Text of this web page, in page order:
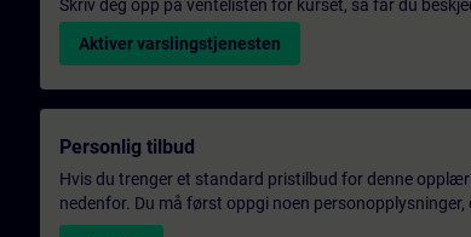
Skriv deg opp på ventelisten for kurset, så får du
Aktiver varslingstjenesten
Personlig tilbud
Hvis du trenger et standard pristilbud for denne
nedenfor. Du må først oppgi noen